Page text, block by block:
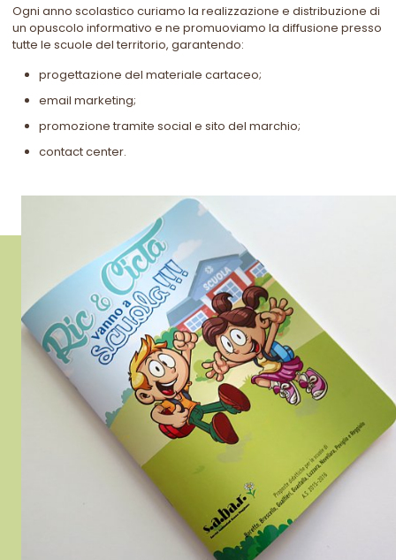
Ogni anno scolastico curiamo la realizzazione e distribuzione di
un opuscolo informativo e ne promuoviamo la diffusione presso
tutte le scuole del territorio, garantendo:
progettazione del materiale cartaceo;
email marketing;
promozione tramite social e sito del marchio;
contact center.